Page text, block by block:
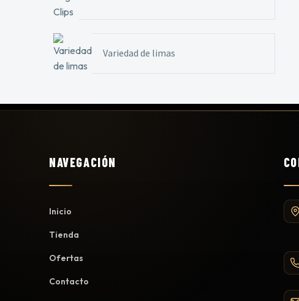
Variedad de limas
NAVEGACIÓN
Inicio
Tienda
Ofertas
Contacto